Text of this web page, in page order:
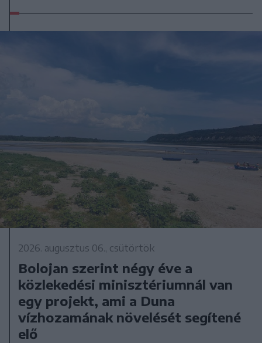
2026. augusztus 06., csütörtök
Bolojan szerint négy éve a
közlekedési minisztériumnál van
egy projekt, ami a Duna
vízhozamának növelését segítené
elő